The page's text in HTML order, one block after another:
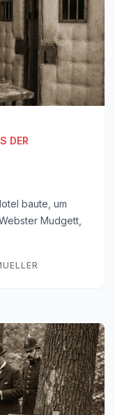
DER
baute, um
Mudgett,